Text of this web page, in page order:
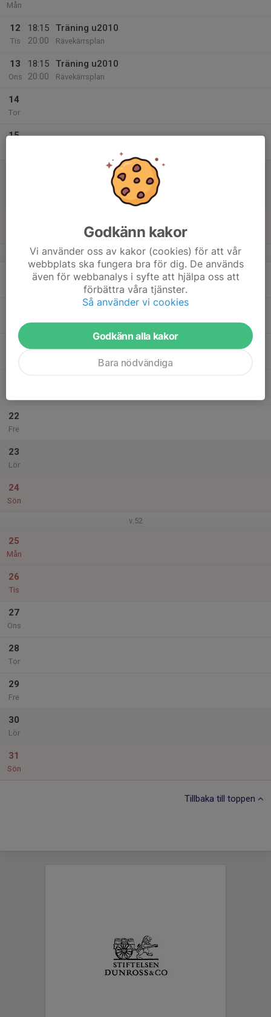
Mån
12
Tis
18:15
20:00
Träning u2010
Rävekärrsplan
13
Ons
18:15
20:00
Träning u2010
Rävekärrsplan
14
Tor
15
Match mot Örgryte IS
Träningsmatcher
v.51
21:00
Julavslutning
Glasbergsskolan
20
Rävekärrsplan
22
Fre
23
Lör
24
Sön
v.52
25
Mån
26
Tis
27
Ons
28
Tor
29
Fre
30
Lör
31
Sön
Tillbaka till toppen
Godkänn kakor
Vi använder oss av kakor (cookies) för att vår
webbplats ska fungera bra för dig. De används
även för webbanalys i syfte att hjälpa oss att
förbättra våra tjänster.
Så använder vi cookies
Godkänn alla kakor
Bara nödvändiga